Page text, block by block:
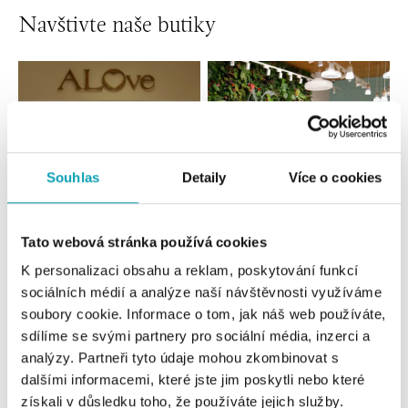
Souhlas Detaily Více o cookies
Tato webová stránka používá cookies
K personalizaci obsahu a reklam, poskytování funkcí
sociálních médií a analýze naší návštěvnosti využíváme
soubory cookie. Informace o tom, jak náš web používáte,
sdílíme se svými partnery pro sociální média, inzerci a
analýzy. Partneři tyto údaje mohou zkombinovat s
dalšími informacemi, které jste jim poskytli nebo které
získali v důsledku toho, že používáte jejich služby.
Navštivte naše butiky
ALOve OC Nový Smíchov, Praha 5
Plzeňská 8, 150 00 Praha 5 - Anděl
tel.: +420736509250
dnes otevřeno do 21:00